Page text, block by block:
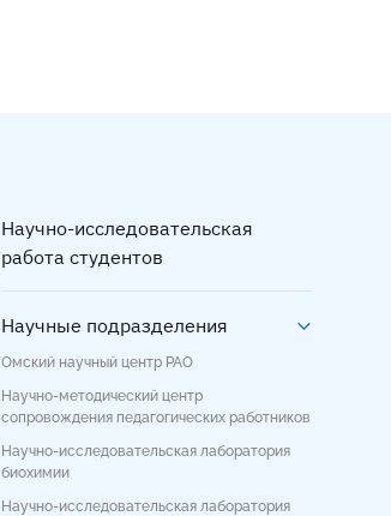
Научно-исследовательская
работа студентов
Научные подразделения
Омский научный центр РАО
Научно-методический центр
сопровождения педагогических работников
Научно-исследовательская лаборатория
биохимии
Научно-исследовательская лаборатория